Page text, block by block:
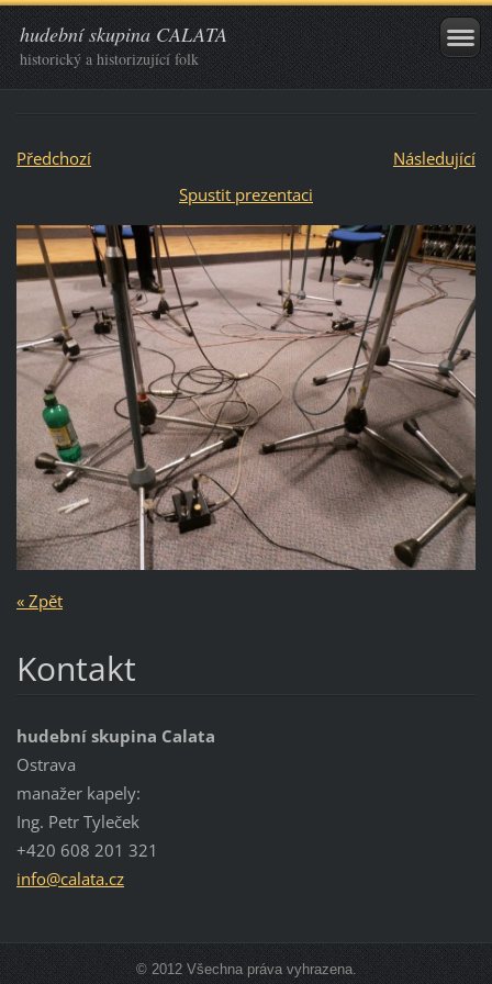
hudební skupina CALATA
historický a historizující folk
Předchozí
Následující
Spustit prezentaci
« Zpět
Kontakt
hudební skupina Calata
Ostrava
manažer kapely:
Ing. Petr Tyleček
+420 608 201 321
info@calata.cz
© 2012 Všechna práva vyhrazena.